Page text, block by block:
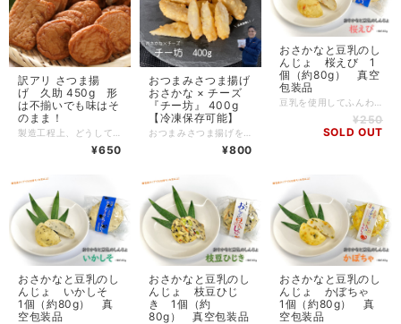
訳アリ さつま揚
げ 久助 450g 形
は不揃いでも味はそ
のまま！
¥650
おつまみさつま揚げ
おさかな × チーズ
『チー坊』 400g
【冷凍保存可能】
¥800
おさかなと豆乳のし
んじょ 桜えび 1
個（約80g） 真空
包装品
¥250
SOLD OUT
おさかなと豆乳のし
んじょ いかしそ
1個（約80g） 真
空包装品
おさかなと豆乳のし
んじょ 枝豆ひじ
き 1個（約
80g） 真空包装品
おさかなと豆乳のし
んじょ かぼちゃ
1個（約80g） 真
空包装品